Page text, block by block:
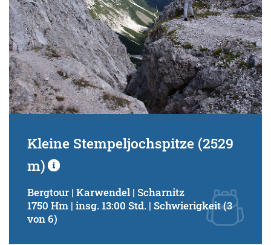
Kleine Stempeljochspitze (2529
m)
Bergtour | Karwendel | Scharnitz
1750 Hm | insg. 13:00 Std. | Schwierigkeit (3
von 6)